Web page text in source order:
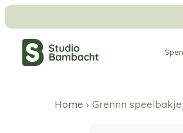
Meteen
naar
content
Home› Grennn